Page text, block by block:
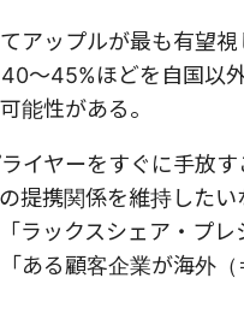
アップルが最も有望
〜45%ほどを自国以
能性がある。
イヤーをすぐに手放
提携関係を維持した
ラックスシェア・プ
ある顧客企業が海外